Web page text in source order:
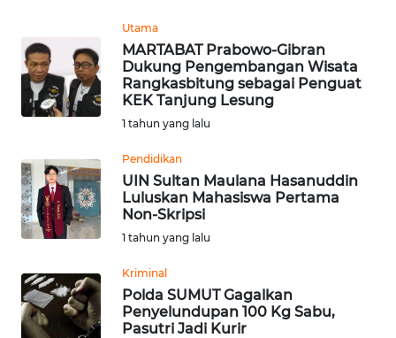
Utama
MARTABAT Prabowo-Gibran
Dukung Pengembangan Wisata
Rangkasbitung sebagai Penguat
KEK Tanjung Lesung
1 tahun yang lalu
Pendidikan
UIN Sultan Maulana Hasanuddin
Luluskan Mahasiswa Pertama
Non-Skripsi
1 tahun yang lalu
Kriminal
Polda SUMUT Gagalkan
Penyelundupan 100 Kg Sabu,
Pasutri Jadi Kurir
WN
TAPANULI
TENGAH
WN DELI
SERDANG
WN
TEBING
WN
PAKPAK